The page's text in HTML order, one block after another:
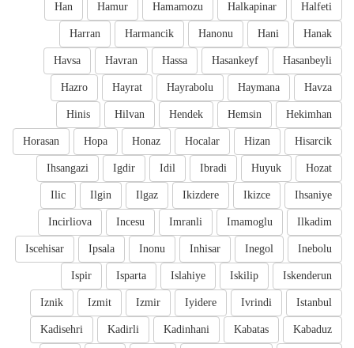
Halfeti
Halkapinar
Hamamozu
Hamur
Han
Hanak
Hani
Hanonu
Harmancik
Harran
Hasanbeyli
Hasankeyf
Hassa
Havran
Havsa
Havza
Haymana
Hayrabolu
Hayrat
Hazro
Hekimhan
Hemsin
Hendek
Hilvan
Hinis
Hisarcik
Hizan
Hocalar
Honaz
Hopa
Horasan
Hozat
Huyuk
Ibradi
Idil
Igdir
Ihsangazi
Ihsaniye
Ikizce
Ikizdere
Ilgaz
Ilgin
Ilic
Ilkadim
Imamoglu
Imranli
Incesu
Incirliova
Inebolu
Inegol
Inhisar
Inonu
Ipsala
Iscehisar
Iskenderun
Iskilip
Islahiye
Isparta
Ispir
Istanbul
Ivrindi
Iyidere
Izmir
Izmit
Iznik
Kabaduz
Kabatas
Kadinhani
Kadirli
Kadisehri